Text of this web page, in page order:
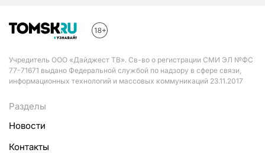
Учредитель ООО «Дайджест ТВ». Св-во о регистрации СМИ ЭЛ №ФС
77-71671 выдано Федеральной службой по надзору в сфере связи,
информационных технологий и массовых коммуникаций 23.11.2017
Разделы
Новости
Контакты